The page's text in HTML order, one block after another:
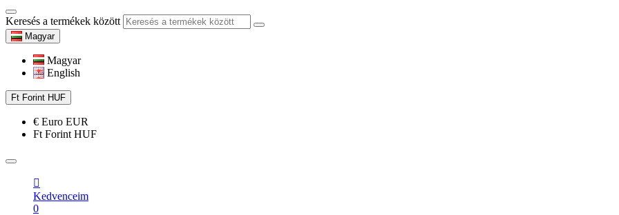
Keresés a termékek között
Magyar
Magyar
English
Ft Forint HUF
€ Euro EUR
Ft Forint HUF
Kedvenceim
0